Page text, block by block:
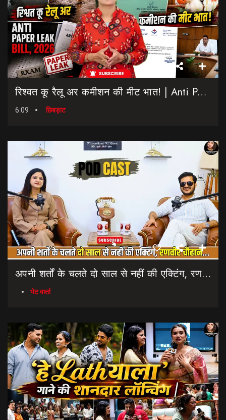
रिश्वत कू रैलू अर कमीशन की मीट भात! | Anti Paper Leak Bill 2026 | Saptahik Chhiprat
6:09 छिबड़ाट
अपनी शर्तों के चलते दो साल से नहीं की एक्टिंग, रणवीर चौहान || Uttarakhand Cinema Untold Secrets
भेट वार्ता